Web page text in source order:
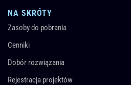
NA SKRÓTY
Zasoby do pobrania
Cenniki
Dobór rozwiązania
Rejestracja projektów